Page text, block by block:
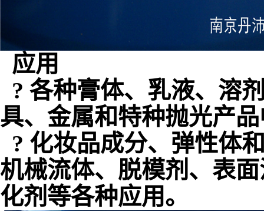
应用
? 各种膏体、乳液、溶
具、金属和特种抛光产
? 化妆品成分、弹性体
机械流体、脱模剂、表
化剂等各种应用。